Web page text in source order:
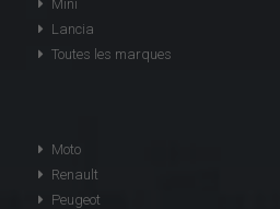
Mini
Lancia
Toutes les marques
Moto
Renault
Peugeot